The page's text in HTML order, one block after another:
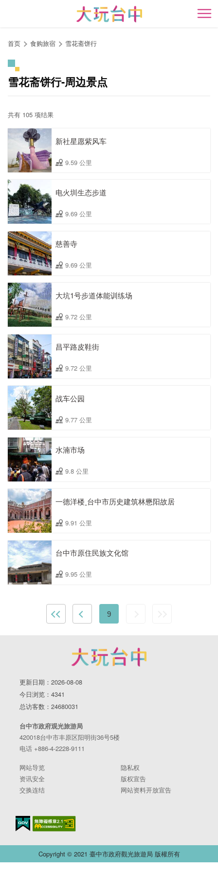
开
首页 食购旅宿 雪花斋饼行
雪花斋饼行-周边景点
共有 105 项结果
新社星愿紫风车
9.59 公里
电火圳生态步道
9.69 公里
慈善寺
9.69 公里
大坑1号步道体能训练场
9.72 公里
昌平路皮鞋街
9.72 公里
战车公园
9.77 公里
水湳市场
9.8 公里
一德洋楼ˍ台中市历史建筑林懋阳故居
9.91 公里
台中市原住民族文化馆
9.95 公里
9
更新日期：2026-08-08
今日浏览：4341
总访客数：24680031
台中市政府观光旅游局
420018台中市丰原区阳明街36号5楼
电话 +886-4-2228-9111
网站导览
隐私权
资讯安全
版权宣告
交换连结
网站资料开放宣告
Copyright © 2021 臺中市政府觀光旅遊局 版權所有